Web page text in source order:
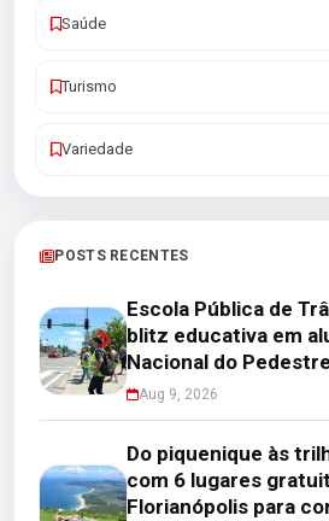
Saúde
Turismo
Variedade
POSTS RECENTES
Escola Pública de
blitz educativa em
Nacional do Pedestre
Aug 9, 2026
Do piquenique às
com 6 lugares
Florianópolis para